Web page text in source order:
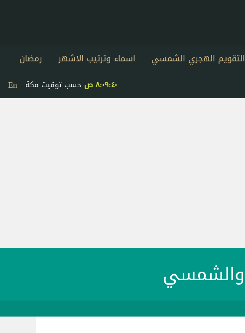
التقويم الهجري الشمسي اسماء وترتيب الاشهر
رمضان
En ٨:٠٩:٤٠ ص حسب توقيت مكة